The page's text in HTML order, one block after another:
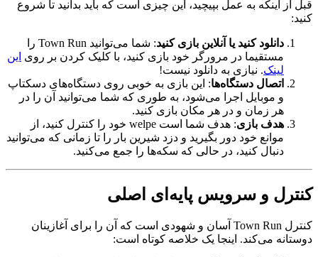
قبل از اینکه به عمل بپیچید، این چیزی است که باید بدانید تا شروع
کنید:
دانلود کنید یا آنلاین بازی کنید
: شما می‌توانید Town Run را
مستقیما در مرورگر خود بازی کنید، با کلیک کردن بر روی این
لینک. نیازی به دانلود نیست!
اتصال دستگاه‌ها: این بازی به خوبی روی دستگاه‌های دسکتاپ
و موبایل اجرا می‌شود، به طوری که شما می‌توانید آن را در
هر زمان و در هر مکان بازی کنید.
هدف بازی
: هدف شما است welpe خود را کنترل کنید، از
موانع خود دور بگیرید و دزد شیرین بار را تا زمانی که می‌توانید
دنبال کنید، در حالی که سکه‌ها را جمع می‌کنید.
کنترل و سرویس پایه‌ای اصلی
کنترل Town Run آسان و شهودی است که آن را برای آغازینان
دوستانه می‌کند. اینجا یک خلاصه کوتاه است: